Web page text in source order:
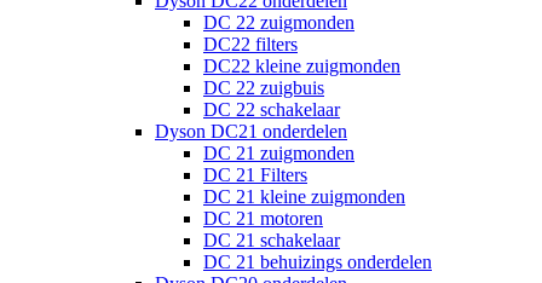
DC 22 zuigmonden
DC22 filters
DC22 kleine zuigmonden
DC 22 zuigbuis
DC 22 schakelaar
Dyson DC21 onderdelen
DC 21 zuigmonden
DC 21 Filters
DC 21 kleine zuigmonden
DC 21 motoren
DC 21 schakelaar
DC 21 behuizings onderdelen